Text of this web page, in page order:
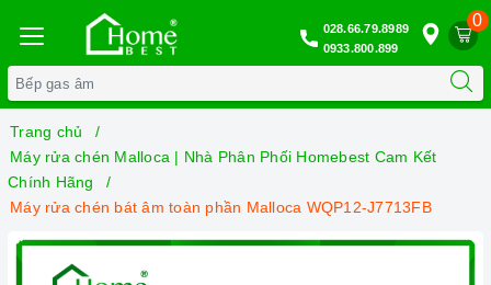
0
028.66.79.8989
0933.800.899
Trang chủ
Máy rửa chén Malloca | Nhà Phân Phối Homebest Cam Kết
Chính Hãng
Máy rửa chén bát âm toàn phần Malloca WQP12-J7713FB